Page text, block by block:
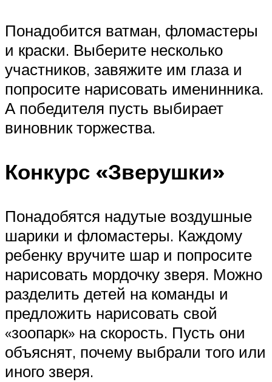
Понадобится ватман, фломастеры
и краски. Выберите несколько
участников, завяжите им глаза и
попросите нарисовать именинника.
А победителя пусть выбирает
виновник торжества.
Конкурс «Зверушки»
Понадобятся надутые воздушные
шарики и фломастеры. Каждому
ребенку вручите шар и попросите
нарисовать мордочку зверя. Можно
разделить детей на команды и
предложить нарисовать свой
«зоопарк» на скорость. Пусть они
объяснят, почему выбрали того или
иного зверя.